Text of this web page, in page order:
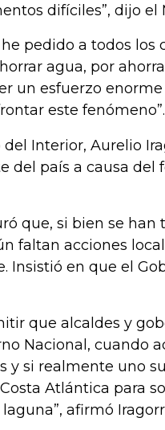
difíciles”, dijo el
pedido a todos los
agua, por
un esfuerzo
este fenómeno”.
Interior, Aurelio
del país a causa del
que, si bien se
faltan acciones
Insistió en que el
que alcaldes y
Nacional, cuando
y si realmente uno
Atlántica para
afirmó